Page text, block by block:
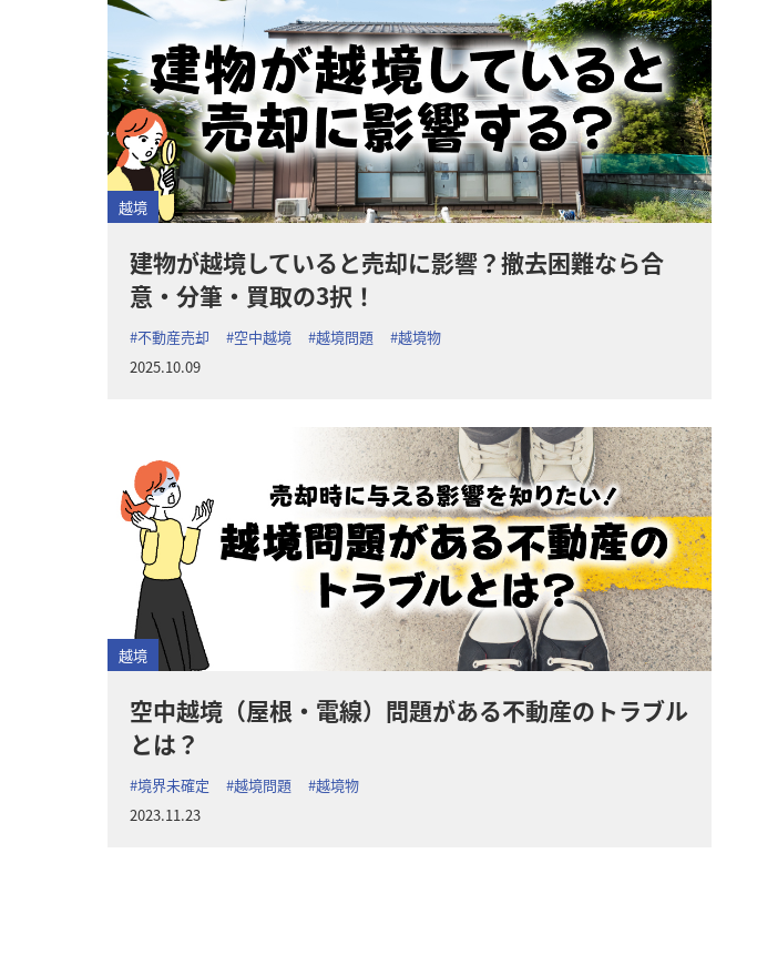
越境
建物が越境していると売却に影響？撤去困難なら合
意・分筆・買取の3択！
#不動産売却 #空中越境 #越境問題
#越境物
2025.10.09
越境
空中越境（屋根・電線）問題がある不動産のトラブル
とは？
#境界未確定 #越境問題
#越境物
2023.11.23